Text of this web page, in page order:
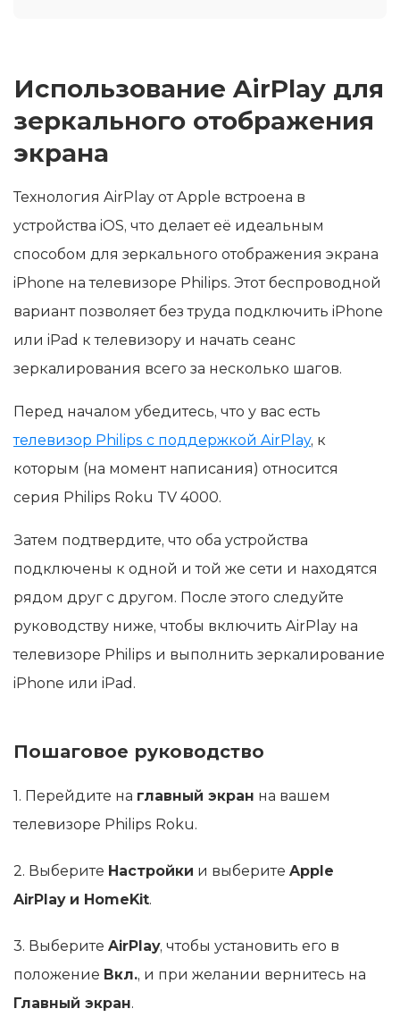
Использование AirPlay для
зеркального отображения
экрана
Технология AirPlay от Apple встроена в
устройства iOS, что делает её идеальным
способом для зеркального отображения экрана
iPhone на телевизоре Philips. Этот беспроводной
вариант позволяет без труда подключить iPhone
или iPad к телевизору и начать сеанс
зеркалирования всего за несколько шагов.
Перед началом убедитесь, что у вас есть
телевизор Philips с поддержкой AirPlay, к
которым (на момент написания) относится
серия Philips Roku TV 4000.
Затем подтвердите, что оба устройства
подключены к одной и той же сети и находятся
рядом друг с другом. После этого следуйте
руководству ниже, чтобы включить AirPlay на
телевизоре Philips и выполнить зеркалирование
iPhone или iPad.
Пошаговое руководство
1. Перейдите на главный экран на вашем
телевизоре Philips Roku.
2. Выберите Настройки и выберите Apple
AirPlay и HomeKit.
3. Выберите AirPlay, чтобы установить его в
положение Вкл., и при желании вернитесь на
Главный экран.